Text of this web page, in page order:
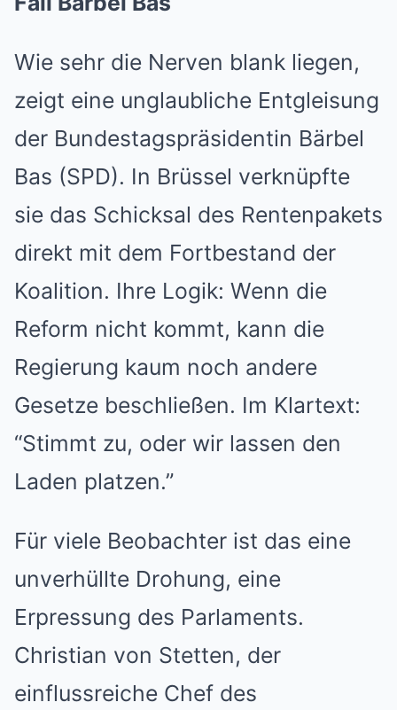
Wie sehr die Nerven blank liegen,
zeigt eine unglaubliche Entgleisung
der Bundestagspräsidentin Bärbel
Bas (SPD). In Brüssel verknüpfte
sie das Schicksal des Rentenpakets
direkt mit dem Fortbestand der
Koalition. Ihre Logik: Wenn die
Reform nicht kommt, kann die
Regierung kaum noch andere
Gesetze beschließen. Im Klartext:
“Stimmt zu, oder wir lassen den
Laden platzen.”
Für viele Beobachter ist das eine
unverhüllte Drohung, eine
Erpressung des Parlaments.
Christian von Stetten, der
einflussreiche Chef des